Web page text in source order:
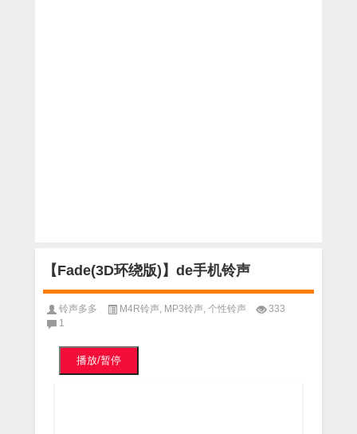
【Fade(3D环绕版)】de手机铃声
铃声多多 M4R铃声 MP3铃声 个性铃声
333
1
播放/暂停